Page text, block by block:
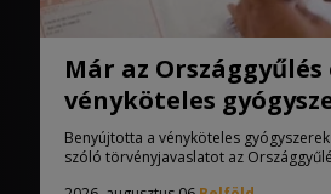
Már az
vényköteles
áfamentességéről
törvényjavaslat
Benyújtotta a vényköteles
szóló törvényjavaslatot az